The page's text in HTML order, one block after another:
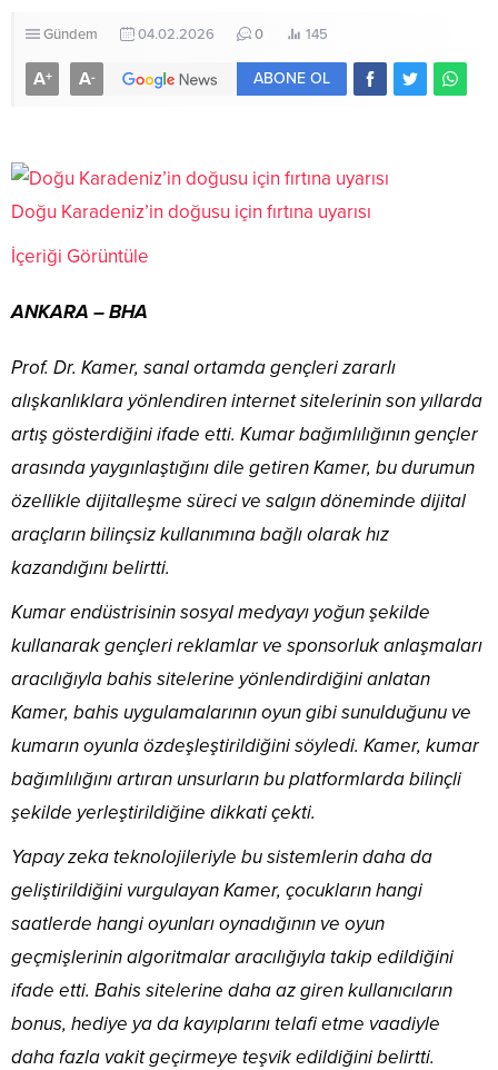
Gündem 04.02.2026 0 145
A+ A- ABONE OL
Doğu Karadeniz’in doğusu için fırtına uyarısı
İçeriği Görüntüle
ANKARA – BHA
Prof. Dr. Kamer, sanal ortamda gençleri zararlı
alışkanlıklara yönlendiren internet sitelerinin son yıllarda
artış gösterdiğini ifade etti. Kumar bağımlılığının gençler
arasında yaygınlaştığını dile getiren Kamer, bu durumun
özellikle dijitalleşme süreci ve salgın döneminde dijital
araçların bilinçsiz kullanımına bağlı olarak hız
kazandığını belirtti.
Kumar endüstrisinin sosyal medyayı yoğun şekilde
kullanarak gençleri reklamlar ve sponsorluk anlaşmaları
aracılığıyla bahis sitelerine yönlendirdiğini anlatan
Kamer, bahis uygulamalarının oyun gibi sunulduğunu ve
kumarın oyunla özdeşleştirildiğini söyledi. Kamer, kumar
bağımlılığını artıran unsurların bu platformlarda bilinçli
şekilde yerleştirildiğine dikkati çekti.
Yapay zeka teknolojileriyle bu sistemlerin daha da
geliştirildiğini vurgulayan Kamer, çocukların hangi
saatlerde hangi oyunları oynadığının ve oyun
geçmişlerinin algoritmalar aracılığıyla takip edildiğini
ifade etti. Bahis sitelerine daha az giren kullanıcıların
bonus, hediye ya da kayıplarını telafi etme vaadiyle
daha fazla vakit geçirmeye teşvik edildiğini belirtti.